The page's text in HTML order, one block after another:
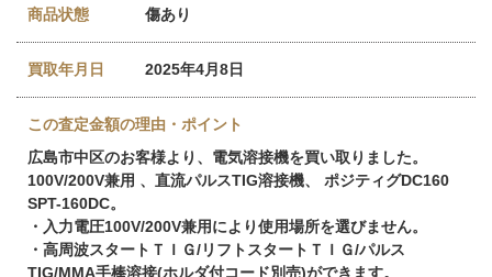
商品状態 傷あり
買取年月日 2025年4月8日
この査定金額の理由・ポイント
広島市中区のお客様より、電気溶接機を買い取りました。
100V/200V兼用 、直流パルスTIG溶接機、 ポジティグDC160
SPT-160DC。
・入力電圧100V/200V兼用により使用場所を選びません。
・高周波スタートＴＩＧ/リフトスタートＴＩＧ/パルス
TIG/MMA手棒溶接(ホルダ付コード別売)ができます。